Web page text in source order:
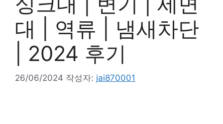
대 | 역류 | 냄새차단
| 2024 후기
26/06/2024 작성자: jai870001